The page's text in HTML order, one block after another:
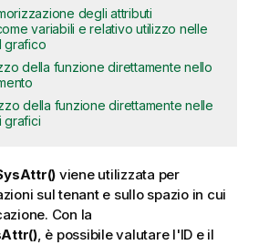
degli attributi
variabili e relativo utilizzo nelle
grafico
della funzione direttamente nello
della funzione direttamente nelle
grafici
viene utilizzata per
sul tenant e sullo spazio in cui
Con la
, è possibile valutare l'ID e il